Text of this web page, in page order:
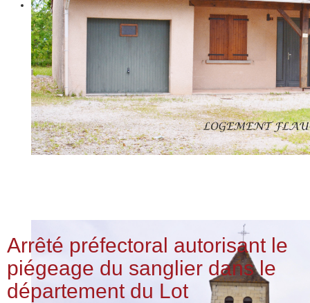
Arrêté préfectoral autorisant le
piégeage du sanglier dans le
département du Lot